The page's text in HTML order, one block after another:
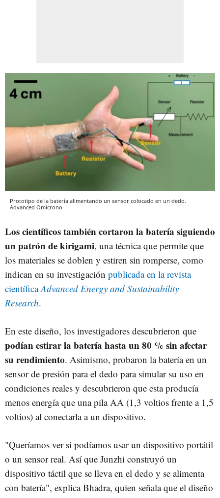
Prototipo de la batería alimentando un sensor colocado en un dedo.
Advanced Omicrono
Los científicos también cortaron la batería siguiendo
un patrón de kirigami, una técnica que permite que
los materiales se doblen y estiren sin romperse, como
indican en su investigación publicada en la revista
científicaAdvanced Energy and Sustainability
Research.
En este diseño, los investigadores descubrieron que
podían estirar la batería hasta un 80 % sin afectar
su rendimiento. Asimismo, probaron la batería en un
sensor de presión para el dedo para simular su uso en
condiciones reales y descubrieron que esta producía
menos energía que una pila AA (1,3 voltios frente a 1,5
voltios) al conectarla a un dispositivo.
"Queríamos ver si podíamos usar un dispositivo portátil
o un sensor real. Así que Junzhi construyó un
dispositivo táctil que se lleva en el dedo y se alimenta
con batería", explica Bhadra, quien señala que el diseño